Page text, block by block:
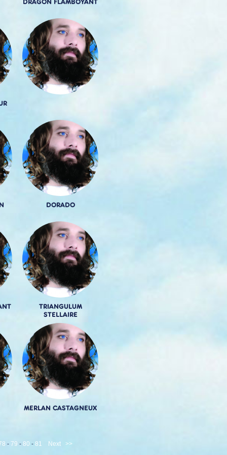
DRAGON FLAMBOYANT
DORADO
TRIANGULUM
STELLAIRE
MERLAN CASTAGNEUX
- 79 - 80 - 81 Next >>